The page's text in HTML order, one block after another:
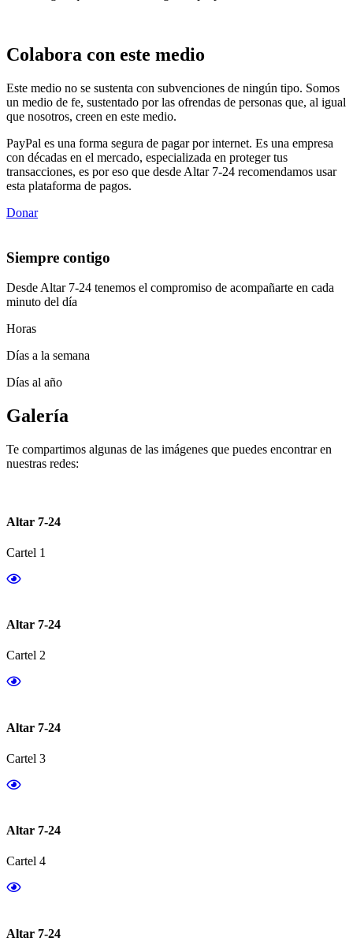
Colabora con este medio
Este medio no se sustenta con subvenciones de ningún tipo. Somos
un medio de fe, sustentado por las ofrendas de personas que, al igual
que nosotros, creen en este medio.
PayPal es una forma segura de pagar por internet. Es una empresa
con décadas en el mercado, especializada en proteger tus
transacciones, es por eso que desde Altar 7-24 recomendamos usar
esta plataforma de pagos.
Donar
Siempre contigo
Desde Altar 7-24 tenemos el compromiso de acompañarte en cada
minuto del día
Horas
Días a la semana
Días al año
Galería
Te compartimos algunas de las imágenes que puedes encontrar en
nuestras redes:
Altar 7-24
Cartel 1
Altar 7-24
Cartel 2
Altar 7-24
Cartel 3
Altar 7-24
Cartel 4
Altar 7-24